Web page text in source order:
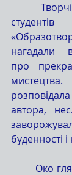
нагадали
про
автора,
буденності